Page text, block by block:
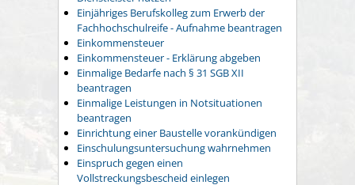
Einjähriges Berufskolleg zum Erwerb der
Fachhochschulreife - Aufnahme beantragen
Einkommensteuer
Einkommensteuer - Erklärung abgeben
Einmalige Bedarfe nach § 31 SGB XII
beantragen
Einmalige Leistungen in Notsituationen
beantragen
Einrichtung einer Baustelle vorankündigen
Einschulungsuntersuchung wahrnehmen
Einspruch gegen einen
Vollstreckungsbescheid einlegen